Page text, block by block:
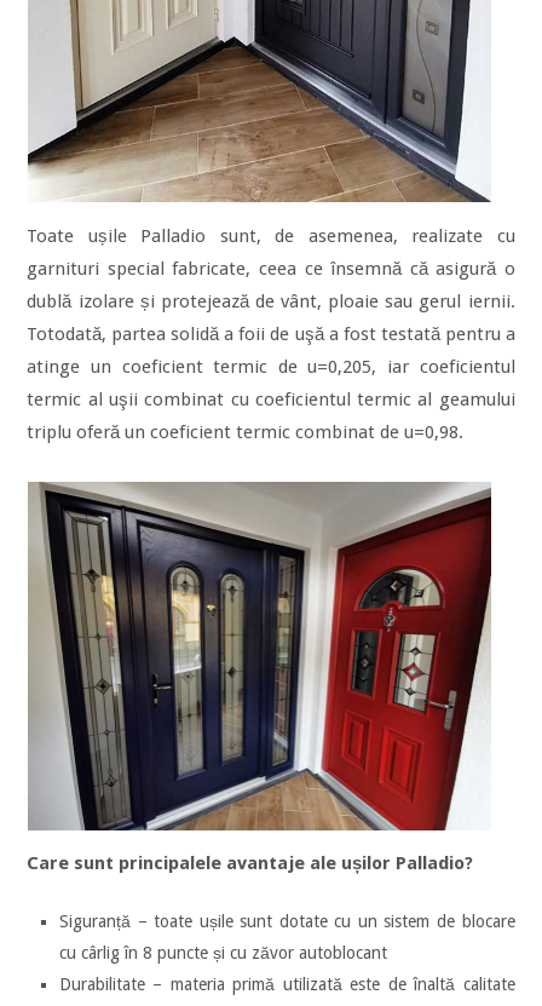
Toate ușile Palladio sunt, de asemenea, realizate cu
garnituri special fabricate, ceea ce însemnă că asigură o
dublă izolare și protejează de vânt, ploaie sau gerul iernii.
Totodată, partea solidă a foii de uşă a fost testată pentru a
atinge un coeficient termic de u=0,205, iar coeficientul
termic al uşii combinat cu coeficientul termic al geamului
triplu oferă un coeficient termic combinat de u=0,98.
Care sunt principalele avantaje ale ușilor Palladio?
Siguranță – toate ușile sunt dotate cu un sistem de blocare
cu cârlig în 8 puncte și cu zăvor autoblocant
Durabilitate – materia primă utilizată este de înaltă calitate